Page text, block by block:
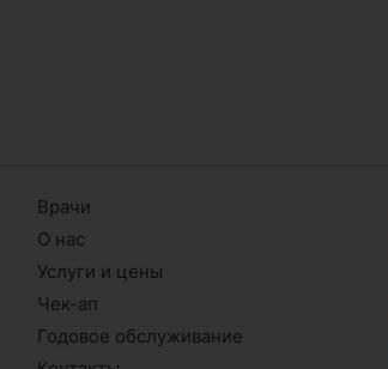
Врачи
О нас
Услуги и цены
Чек-ап
Годовое обслуживание